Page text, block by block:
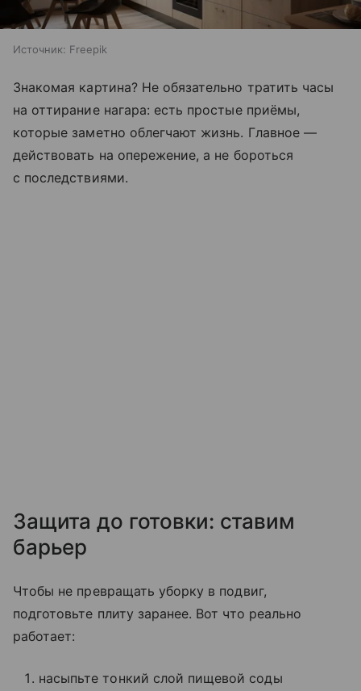
Источник: Freepik
Знакомая картина? Не обязательно тратить часы
на оттирание нагара: есть простые приёмы,
которые заметно облегчают жизнь. Главное —
действовать на опережение, а не бороться
с последствиями.
Защита до готовки: ставим
барьер
Чтобы не превращать уборку в подвиг,
подготовьте плиту заранее. Вот что реально
работает:
насыпьте тонкий слой пищевой соды